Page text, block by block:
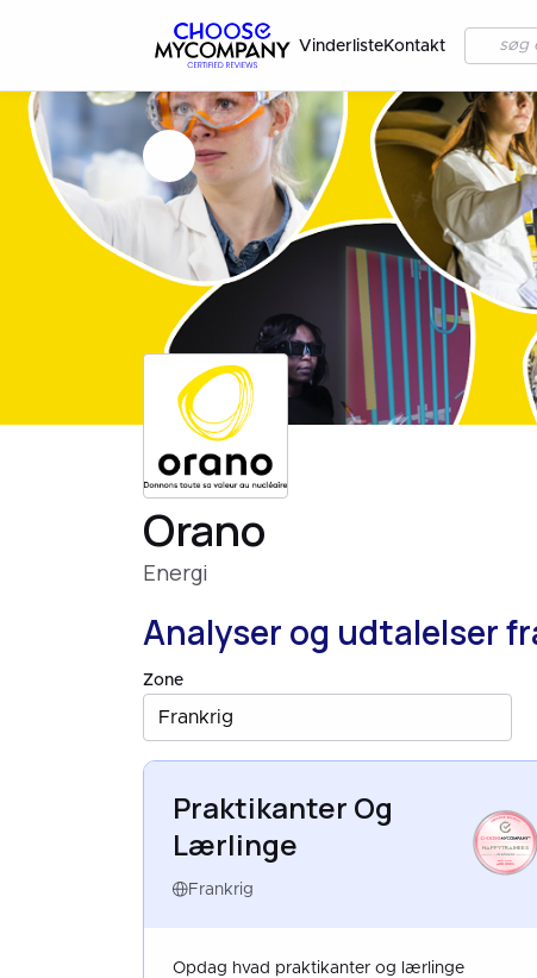
VinderlisteKontakt
Orano
Energi
Analyser og udtalelser
Zone
Frankrig
Praktikanter Og
Lærlinge
Frankrig
HAPPYTRAINEES
FRANCE
AUG 2025
Opdag hvad praktikanter og lærlinge